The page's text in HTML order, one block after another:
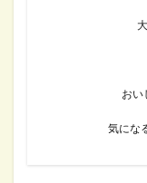
おい
気にな